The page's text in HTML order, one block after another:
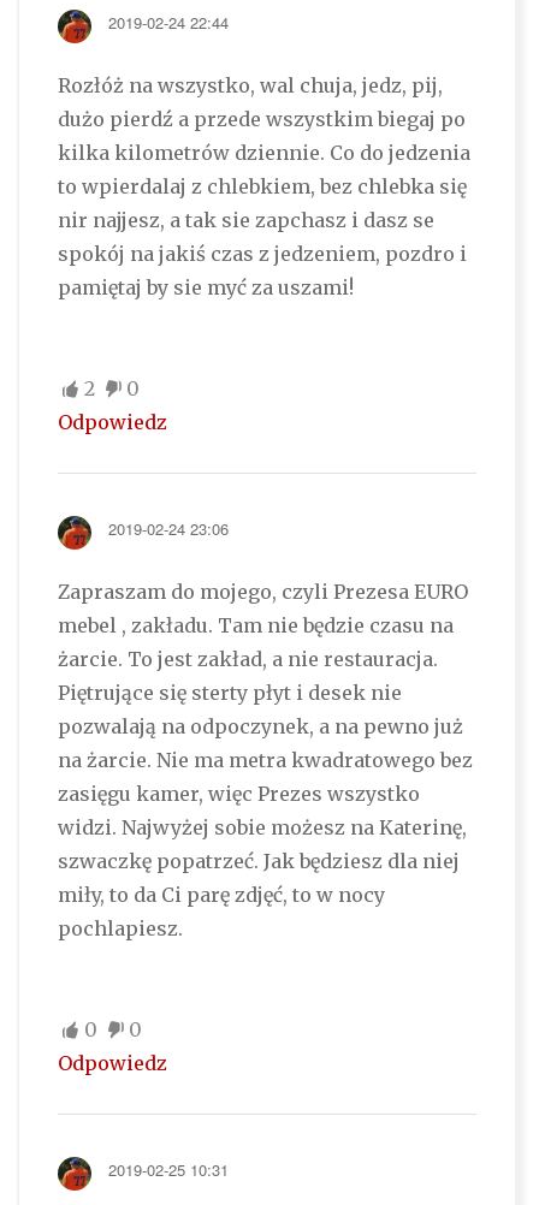
2019-02-24 22:44
Rozłóż na wszystko, wal chuja, jedz, pij,
dużo pierdź a przede wszystkim biegaj po
kilka kilometrów dziennie. Co do jedzenia
to wpierdalaj z chlebkiem, bez chlebka się
nir najjesz, a tak sie zapchasz i dasz se
spokój na jakiś czas z jedzeniem, pozdro i
pamiętaj by sie myć za uszami!
2
0
Odpowiedz
2019-02-24 23:06
Zapraszam do mojego, czyli Prezesa EURO
mebel , zakładu. Tam nie będzie czasu na
żarcie. To jest zakład, a nie restauracja.
Piętrujące się sterty płyt i desek nie
pozwalają na odpoczynek, a na pewno już
na żarcie. Nie ma metra kwadratowego bez
zasięgu kamer, więc Prezes wszystko
widzi. Najwyżej sobie możesz na Katerinę,
szwaczkę popatrzeć. Jak będziesz dla niej
miły, to da Ci parę zdjęć, to w nocy
pochlapiesz.
0
0
Odpowiedz
2019-02-25 10:31